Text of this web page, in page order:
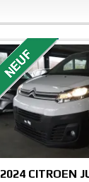
2024 CITROEN